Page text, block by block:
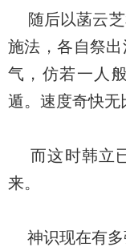
随后以菡云芝
施法，各自祭
气，仿若一人
遁。速度奇快无
而这时韩立
来。
神识现在有多